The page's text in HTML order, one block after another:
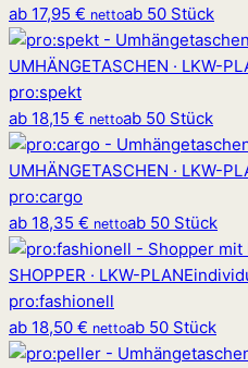
ab 17,95 € nettoab 50 Stück
UMHÄNGETASCHEN · LKW-
pro:spekt
ab 18,15 € nettoab 50 Stück
UMHÄNGETASCHEN · LKW-
pro:cargo
ab 18,35 € nettoab 50 Stück
SHOPPER · LKW-PLANE
pro:fashionell
ab 18,50 € nettoab 50 Stück